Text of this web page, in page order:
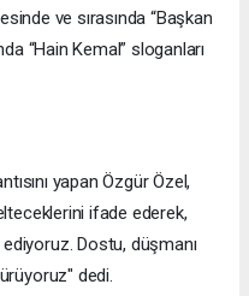
ve sırasında “Başkan
“Hain Kemal” sloganları
yapan Özgür Özel,
ifade ederek,
Dostu, düşmanı
dedi.